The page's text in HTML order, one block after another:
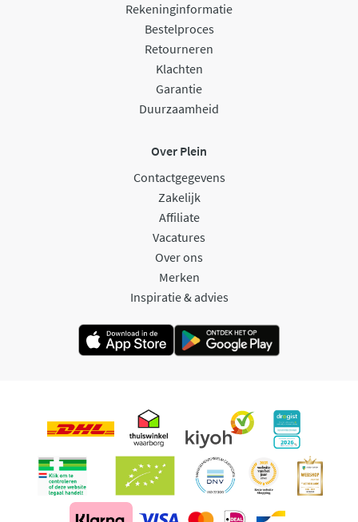
Rekeninginformatie
Bestelproces
Retourneren
Klachten
Garantie
Duurzaamheid
Over Plein
Contactgegevens
Zakelijk
Affiliate
Vacatures
Over ons
Merken
Inspiratie & advies